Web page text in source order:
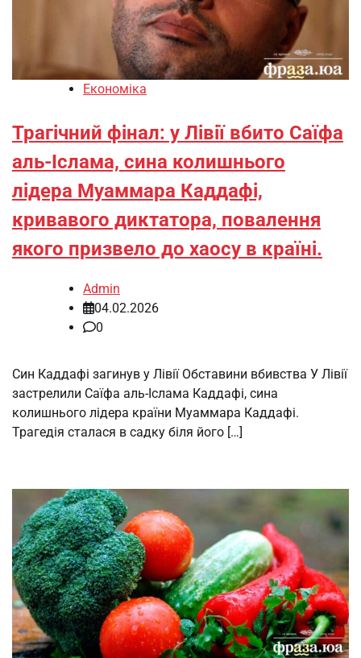
Економіка
Трагічний фінал: у Лівії вбито Саїфа
аль-Іслама, сина колишнього
лідера Муаммара Каддафі,
кривавого диктатора, повалення
якого призвело до хаосу в країні.
Admin
04.02.2026
0
Син Каддафі загинув у Лівії Обставини вбивства У Лівії
застрелили Саїфа аль-Іслама Каддафі, сина
колишнього лідера країни Муаммара Каддафі.
Трагедія сталася в садку біля його […]